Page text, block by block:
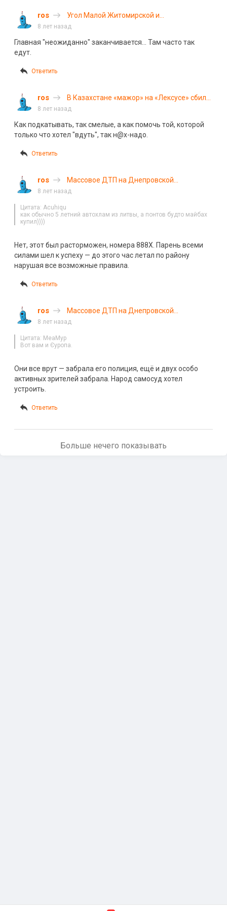
ros
Угол Малой Житомирской и
Владимирского проезда
8 лет назад
Главная "неожиданно" заканчивается… Там часто так
едут.
Ответить
ros
В Казахстане «мажор» на «Лексусе» сбил
двух девушек возле ночного клуба
8 лет назад
Как подкатывать, так смелые, а как помочь той, которой
только что хотел "вдуть", так н@x-надо.
Ответить
ros
Массовое ДТП на Днепровской
набережной в Киеве попало на видео
8 лет назад
Цитата: Acuhiqu
как обычно 5 летний автохлам из литвы, а понтов будто майбах
купил))))
Нет, этот был расторможен, номера 888Х. Парень всеми
силами шел к успеху — до этого час летал по району
нарушая все возможные правила.
Ответить
ros
Массовое ДТП на Днепровской
набережной в Киеве попало на видео
8 лет назад
Цитата: MeaMyp
Вот вам и Єуропа.
Они все врут — забрала его полиция, ещё и двух особо
активных зрителей забрала. Народ самосуд хотел
устроить.
Ответить
Больше нечего показывать